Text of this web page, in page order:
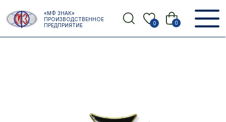
0
«МФ ЗНАК»
ПРОИЗВОДСТВЕННОЕ
ПРЕДПРИЯТИЕ
Назад